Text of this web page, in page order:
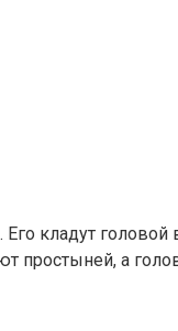
кладут
простыней, а